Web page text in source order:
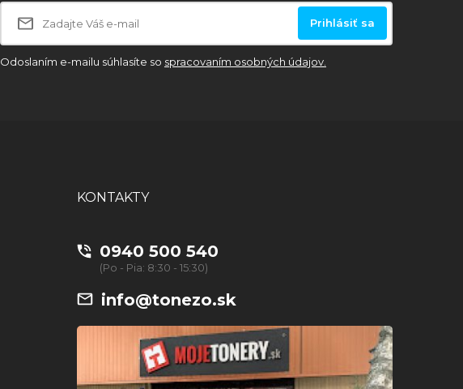
Prihlásiť sa
Odoslaním e-mailu súhlasíte so spracovaním osobných údajov.
KONTAKTY
0940 500 540
(Po - Pia: 8:30 - 15:30)
info@tonezo.sk